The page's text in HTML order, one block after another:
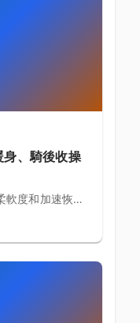
身、騎後收操
軟度和加速恢
，包含騎前動